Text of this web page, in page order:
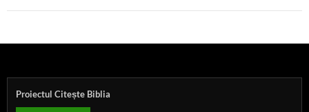
Proiectul Citește Biblia